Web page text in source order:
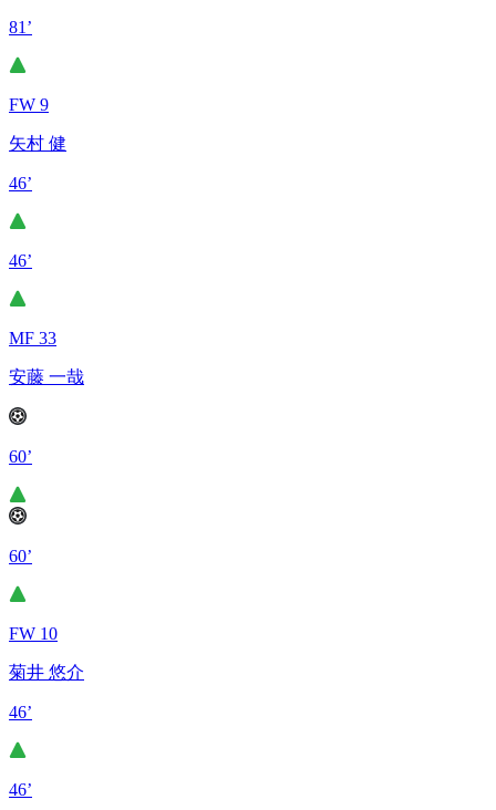
81’
FW 9
矢村 健
46’
46’
MF 33
安藤 一哉
60’
60’
FW 10
菊井 悠介
46’
46’